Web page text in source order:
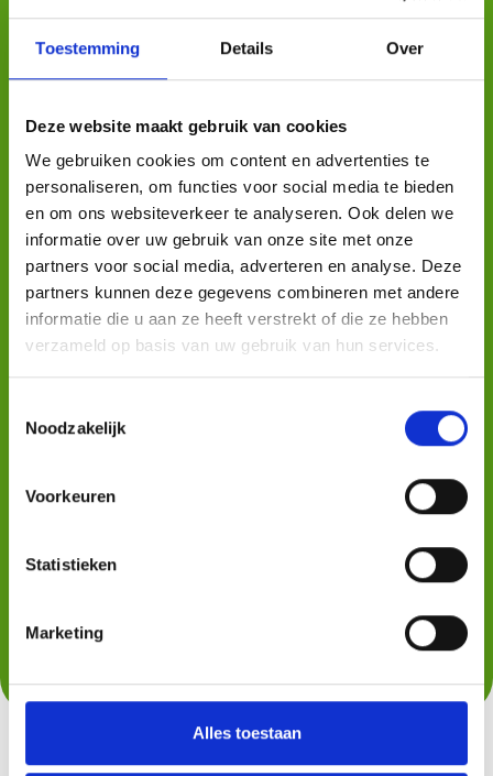
Toestemming Details Over
Deze website maakt gebruik van cookies
We gebruiken cookies om content en advertenties te
personaliseren, om functies voor social media te bieden
en om ons websiteverkeer te analyseren. Ook delen we
informatie over uw gebruik van onze site met onze
partners voor social media, adverteren en analyse. Deze
partners kunnen deze gegevens combineren met andere
informatie die u aan ze heeft verstrekt of die ze hebben
verzameld op basis van uw gebruik van hun services.
Noodzakelijk
Voorkeuren
Statistieken
Marketing
Alles toestaan
Begeleid wonen
Bij Kop-Zorg woon je zelfstandig in je eigen studio of
met de zekerheid van onze begeleiding.
We spreken vaste contactmomenten af, waarbij een
vaste begeleider langskomt en je helpt met je
dagelijkse bezigheden die bij op jezelf wonen komen
kijken, van administratie tot contact met familie of
werk.
Loop je ergens tegenaan? Je kunt altijd bellen of
rug om stap voor stap te groeien in zelfstandigheid.